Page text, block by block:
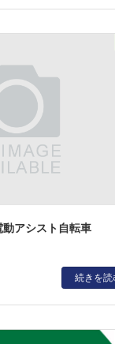
アシスト自転車
続きを読